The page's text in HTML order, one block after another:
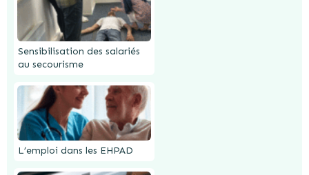
Sensibilisation des salariés
au secourisme
L’emploi dans les EHPAD